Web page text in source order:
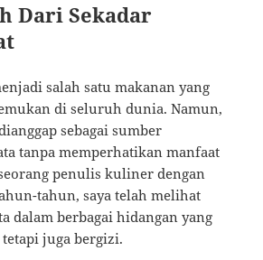
Dari Sekadar
salah satu makanan yang
di seluruh dunia. Namun,
sebagai sumber
tanpa memperhatikan manfaat
penulis kuliner dengan
tahun, saya telah melihat
dalam berbagai hidangan yang
juga bergizi.